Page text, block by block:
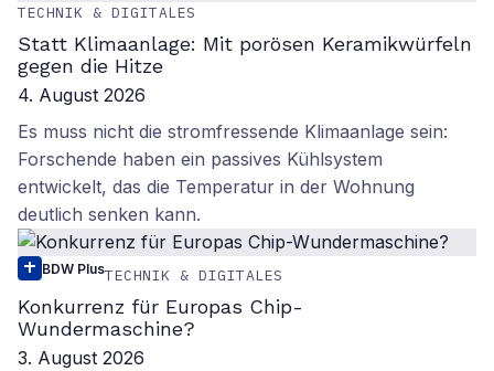
TECHNIK & DIGITALES
Statt Klimaanlage: Mit porösen Keramikwürfeln
gegen die Hitze
4. August 2026
Es muss nicht die stromfressende Klimaanlage sein:
Forschende haben ein passives Kühlsystem
entwickelt, das die Temperatur in der Wohnung
deutlich senken kann.
BDW PlusTECHNIK & DIGITALES
Konkurrenz für Europas Chip-
Wundermaschine?
3. August 2026